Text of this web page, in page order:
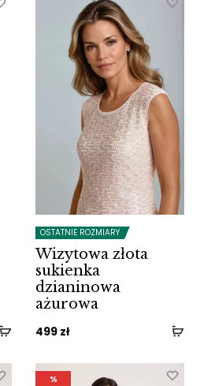
OSTATNIE ROZMIARY
Wizytowa złota
sukienka
dzianinowa
ażurowa
499 zł
%